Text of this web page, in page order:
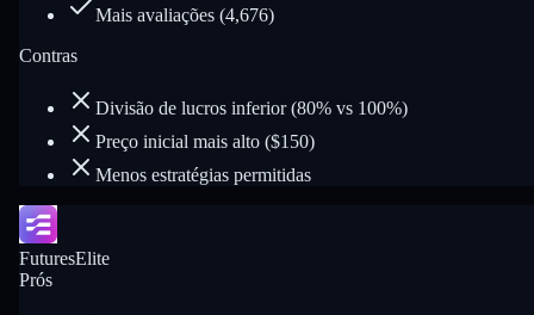
Mais avaliações (4,676)
Contras
Divisão de lucros inferior (80% vs 100%)
Preço inicial mais alto ($150)
Menos estratégias permitidas
FuturesElite
Prós